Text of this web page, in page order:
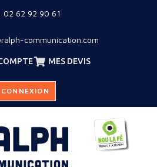
02 62 92 90 61
communication.com
MES DEVIS
CONNEXION